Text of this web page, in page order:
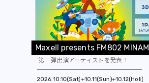
2026 10.10(Sat)+10.11(Sun)+10.12(Holi)
Maxell presents FM802 MINAM
第三弾出演アーティストを発表！